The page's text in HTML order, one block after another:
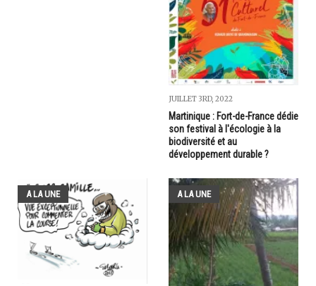
JUILLET 3RD, 2022
Martinique : Fort-de-France dédie
son festival à l'écologie à la
biodiversité et au
développement durable ?
A LA UNE A LA UNE